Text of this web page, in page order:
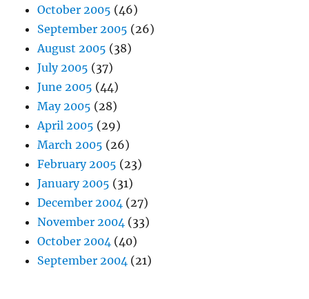
October 2005 (46)
September 2005 (26)
August 2005 (38)
July 2005 (37)
June 2005 (44)
May 2005 (28)
April 2005 (29)
March 2005 (26)
February 2005 (23)
January 2005 (31)
December 2004 (27)
November 2004 (33)
October 2004 (40)
September 2004 (21)